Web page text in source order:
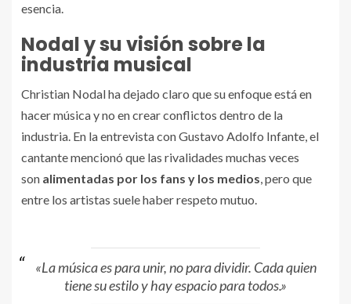
esencia.
Nodal y su visión sobre la
industria musical
Christian Nodal ha dejado claro que su enfoque está en
hacer música y no en crear conflictos dentro de la
industria. En la entrevista con Gustavo Adolfo Infante, el
cantante mencionó que las rivalidades muchas veces
son alimentadas por los fans y los medios, pero que
entre los artistas suele haber respeto mutuo.
«La música es para unir, no para dividir. Cada quien
tiene su estilo y hay espacio para todos.»